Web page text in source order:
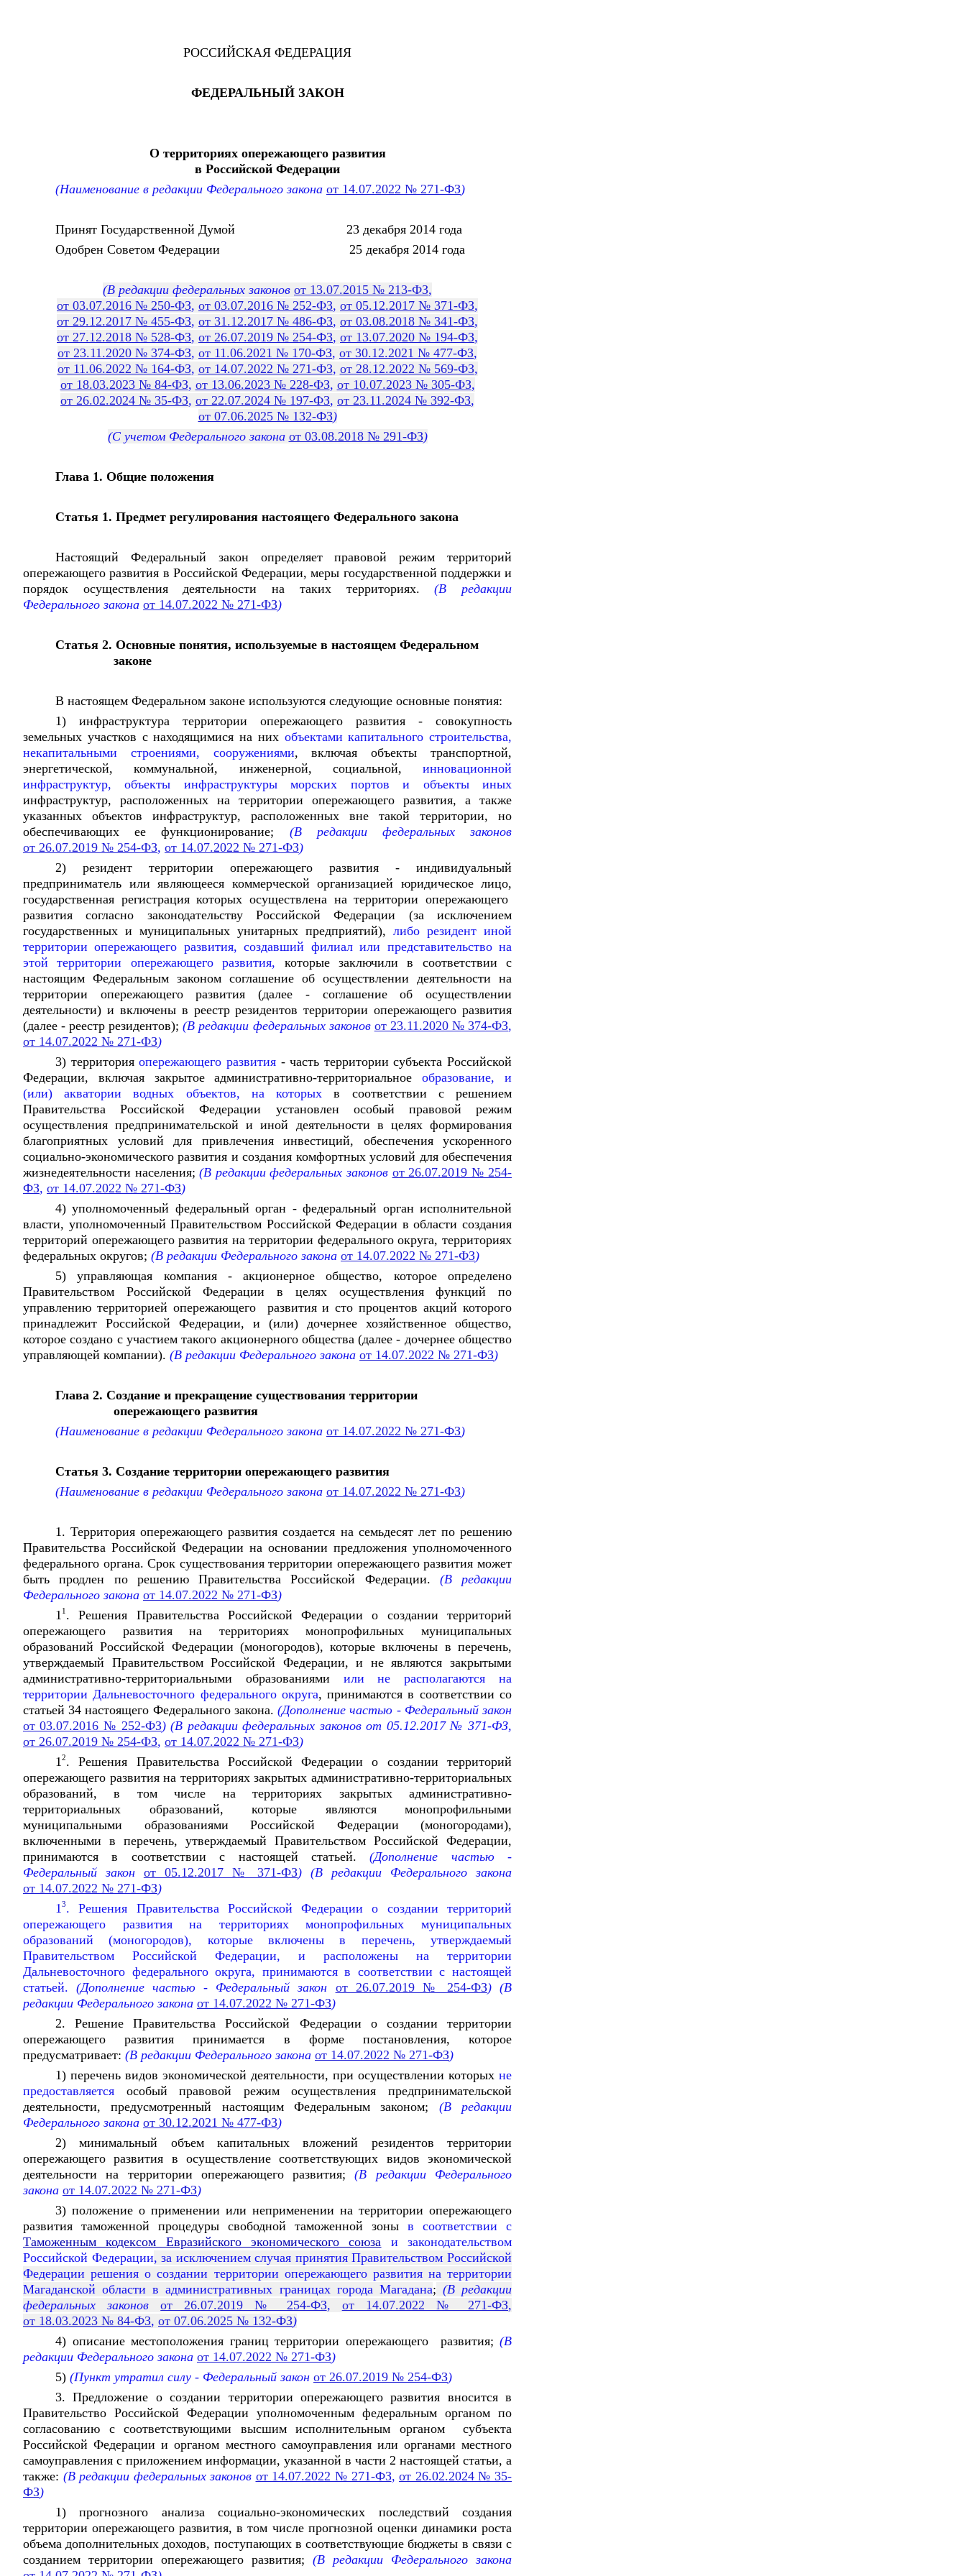
РОССИЙСКАЯ ФЕДЕРАЦИЯ
ФЕДЕРАЛЬНЫЙ ЗАКОН
О территориях опережающего развития
в Российской Федерации
(Наименование в редакции Федерального закона от 14.07.2022 № 271-ФЗ)
Принят Государственной Думой 23 декабря 2014 года
Одобрен Советом Федерации 25 декабря 2014 года
(В редакции федеральных законов от 13.07.2015 № 213-ФЗ,
от 03.07.2016 № 250-ФЗ, от 03.07.2016 № 252-ФЗ, от 05.12.2017 № 371-ФЗ,
от 29.12.2017 № 455-ФЗ, от 31.12.2017 № 486-ФЗ, от 03.08.2018 № 341-ФЗ,
от 27.12.2018 № 528-ФЗ, от 26.07.2019 № 254-ФЗ, от 13.07.2020 № 194-ФЗ,
от 23.11.2020 № 374-ФЗ, от 11.06.2021 № 170-ФЗ, от 30.12.2021 № 477-ФЗ,
от 11.06.2022 № 164-ФЗ, от 14.07.2022 № 271-ФЗ, от 28.12.2022 № 569-ФЗ,
от 18.03.2023 № 84-ФЗ, от 13.06.2023 № 228-ФЗ, от 10.07.2023 № 305-ФЗ,
от 26.02.2024 № 35-ФЗ, от 22.07.2024 № 197-ФЗ, от 23.11.2024 № 392-ФЗ,
от 07.06.2025 № 132-ФЗ)
(С учетом Федерального закона от 03.08.2018 № 291-ФЗ)
Глава 1. Общие положения
Статья 1. Предмет регулирования настоящего Федерального закона
Настоящий Федеральный закон определяет правовой режим территорий
опережающего развития в Российской Федерации, меры государственной поддержки и
порядок осуществления деятельности на таких территориях. (В редакции
Федерального закона от 14.07.2022 № 271-ФЗ)
Статья 2. Основные понятия, используемые в настоящем Федеральном
законе
В настоящем Федеральном законе используются следующие основные понятия:
1) инфраструктура территории опережающего развития - совокупность
земельных участков с находящимися на них объектами капитального строительства,
некапитальными строениями, сооружениями, включая объекты транспортной,
энергетической, коммунальной, инженерной, социальной, инновационной
инфраструктур, объекты инфраструктуры морских портов и объекты иных
инфраструктур, расположенных на территории опережающего развития, а также
указанных объектов инфраструктур, расположенных вне такой территории, но
обеспечивающих ее функционирование; (В редакции федеральных законов
от 26.07.2019 № 254-ФЗ, от 14.07.2022 № 271-ФЗ)
2) резидент территории опережающего развития - индивидуальный
предприниматель или являющееся коммерческой организацией юридическое лицо,
государственная регистрация которых осуществлена на территории опережающего
развития согласно законодательству Российской Федерации (за исключением
государственных и муниципальных унитарных предприятий), либо резидент иной
территории опережающего развития, создавший филиал или представительство на
этой территории опережающего развития, которые заключили в соответствии с
настоящим Федеральным законом соглашение об осуществлении деятельности на
территории опережающего развития (далее - соглашение об осуществлении
деятельности) и включены в реестр резидентов территории опережающего развития
(далее - реестр резидентов); (В редакции федеральных законов от 23.11.2020 № 374-ФЗ,
от 14.07.2022 № 271-ФЗ)
3) территорияопережающего развития- часть территории субъекта Российской
Федерации, включая закрытое административно-территориальноеобразование, и
(или) акватории водных объектов, на которых в соответствии с решением
Правительства Российской Федерации установлен особый правовой режим
осуществления предпринимательской и иной деятельности в целях формирования
благоприятных условий для привлечения инвестиций, обеспечения ускоренного
социально-экономического развития и создания комфортных условий для обеспечения
жизнедеятельности населения; (В редакции федеральных законов от 26.07.2019 № 254-
ФЗ, от 14.07.2022 № 271-ФЗ)
4) уполномоченный федеральный орган - федеральный орган исполнительной
власти, уполномоченный Правительством Российской Федерации в области создания
территорий опережающего развития на территории федерального округа, территориях
федеральных округов; (В редакции Федерального закона от 14.07.2022 № 271-ФЗ)
5) управляющая компания - акционерное общество, которое определено
Правительством Российской Федерации в целях осуществления функций по
управлению территорией опережающего развития и сто процентов акций которого
принадлежит Российской Федерации, и (или) дочернее хозяйственное общество,
которое создано с участием такого акционерного общества (далее - дочернее общество
управляющей компании). (В редакции Федерального закона от 14.07.2022 № 271-ФЗ)
Глава 2. Создание и прекращение существования территории
опережающего развития
(Наименование в редакции Федерального закона от 14.07.2022 № 271-ФЗ)
Статья 3. Создание территории опережающего развития
(Наименование в редакции Федерального закона от 14.07.2022 № 271-ФЗ)
1. Территория опережающего развития создается на семьдесят лет по решению
Правительства Российской Федерации на основании предложения уполномоченного
федерального органа. Срок существования территории опережающего развития может
быть продлен по решению Правительства Российской Федерации. (В редакции
Федерального закона от 14.07.2022 № 271-ФЗ)
11 . Решения Правительства Российской Федерации о создании территорий
опережающего развития на территориях монопрофильных муниципальных
образований Российской Федерации (моногородов), которые включены в перечень,
утверждаемый Правительством Российской Федерации, и не являются закрытыми
административно-территориальными образованиями или не располагаются на
территории Дальневосточного федерального округа, принимаются в соответствии со
статьей 34 настоящего Федерального закона.(Дополнение частью - Федеральный закон
от 03.07.2016 № 252-ФЗ) (В редакции федеральных законов от 05.12.2017 № 371-ФЗ,
от 26.07.2019 № 254-ФЗ, от 14.07.2022 № 271-ФЗ)
12. Решения Правительства Российской Федерации о создании территорий
опережающего развития на территориях закрытых административно-территориальных
образований, в том числе на территориях закрытых административно-
территориальных образований, которые являются монопрофильными
муниципальными образованиями Российской Федерации (моногородами),
включенными в перечень, утверждаемый Правительством Российской Федерации,
принимаются в соответствии с настоящей статьей. (Дополнение частью -
Федеральный закон от 05.12.2017 № 371-ФЗ) (В редакции Федерального закона
от 14.07.2022 № 271-ФЗ)
13. Решения Правительства Российской Федерации о создании территорий
опережающего развития на территориях монопрофильных муниципальных
образований (моногородов), которые включены в перечень, утверждаемый
Правительством Российской Федерации, и расположены на территории
Дальневосточного федерального округа, принимаются в соответствии с настоящей
статьей. (Дополнение частью - Федеральный закон от 26.07.2019 № 254-ФЗ)(В
редакции Федерального закона от 14.07.2022 № 271-ФЗ)
2. Решение Правительства Российской Федерации о создании территории
опережающего развития принимается в форме постановления, которое
предусматривает: (В редакции Федерального закона от 14.07.2022 № 271-ФЗ)
1) перечень видов экономической деятельности, при осуществлении которых не
предоставляется особый правовой режим осуществления предпринимательской
деятельности, предусмотренный настоящим Федеральным законом; (В редакции
Федерального закона от 30.12.2021 № 477-ФЗ)
2) минимальный объем капитальных вложений резидентов территории
опережающего развития в осуществление соответствующих видов экономической
деятельности на территории опережающего развития; (В редакции Федерального
закона от 14.07.2022 № 271-ФЗ)
3) положение о применении или неприменении на территории опережающего
развития таможенной процедуры свободной таможенной зоны в соответствии с
Таможенным кодексом Евразийского экономического союза и законодательством
Российской Федерации, за исключением случая принятия Правительством Российской
Федерации решения о создании территории опережающего развития на территории
Магаданской области в административных границах города Магадана; (В редакции
федеральных законовот 26.07.2019 № 254-ФЗ, от 14.07.2022 № 271-ФЗ,
от 18.03.2023 № 84-ФЗ, от 07.06.2025 № 132-ФЗ)
4) описание местоположения границ территории опережающего развития; (В
редакции Федерального закона от 14.07.2022 № 271-ФЗ)
5) (Пункт утратил силу - Федеральный закон от 26.07.2019 № 254-ФЗ)
3. Предложение о создании территории опережающего развития вносится в
Правительство Российской Федерации уполномоченным федеральным органом по
согласованию с соответствующими высшим исполнительным органом субъекта
Российской Федерации и органом местного самоуправления или органами местного
самоуправления с приложением информации, указанной в части 2 настоящей статьи, а
также: (В редакции федеральных законов от 14.07.2022 № 271-ФЗ, от 26.02.2024 № 35-
ФЗ)
1) прогнозного анализа социально-экономических последствий создания
территории опережающего развития, в том числе прогнозной оценки динамики роста
объема дополнительных доходов, поступающих в соответствующие бюджеты в связи с
созданием территории опережающего развития; (В редакции Федерального закона